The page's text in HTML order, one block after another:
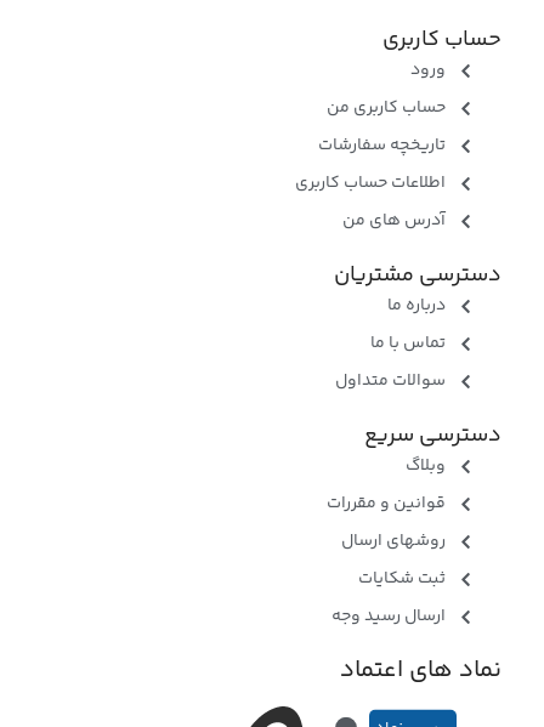
حساب کاربری
ورود
حساب کاربری من
تاریخچه سفارشات
اطلاعات حساب کاربری
آدرس های من
دسترسی مشتریان
درباره ما
تماس با ما
سوالات متداول
دسترسی سریع
وبلاگ
قوانین و مقررات
روشهای ارسال
ثبت شکایات
ارسال رسید وجه
نماد های اعتماد